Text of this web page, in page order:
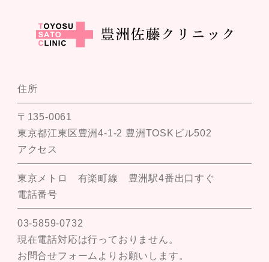
住所
〒135-0061
東京都江東区豊洲4-1-2 豊洲TOSKビル502
アクセス
東京メトロ 有楽町線 豊洲駅4番出口すぐ
電話番号
03-5859-0732
現在電話対応は行っておりません。
お問合せフォームよりお願いします。